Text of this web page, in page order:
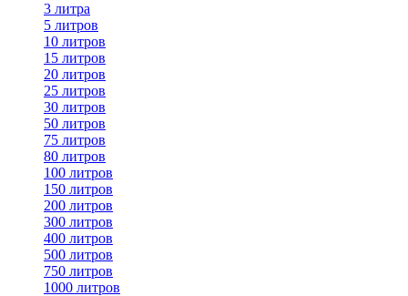
3 литра
5 литров
10 литров
15 литров
20 литров
25 литров
30 литров
50 литров
75 литров
80 литров
100 литров
150 литров
200 литров
300 литров
400 литров
500 литров
750 литров
1000 литров